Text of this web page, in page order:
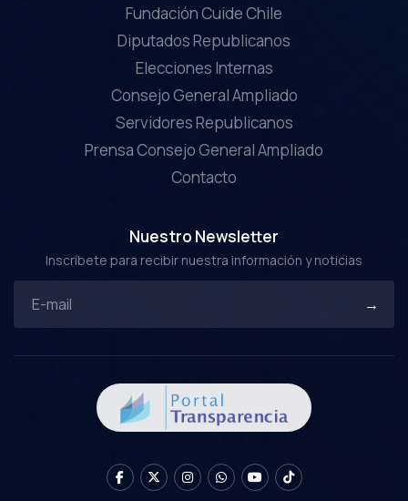
Fundación Cuide Chile
Diputados Republicanos
Elecciones Internas
Consejo General Ampliado
Servidores Republicanos
Prensa Consejo General Ampliado
Contacto
Nuestro Newsletter
Inscríbete para recibir nuestra información y noticias